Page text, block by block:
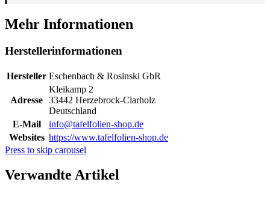
Mehr Informationen
Herstellerinformationen
Hersteller Eschenbach & Rosinski GbR
Adresse
Kleikamp 2
33442 Herzebrock-Clarholz
Deutschland
E-Mail
info@tafelfolien-shop.de
Websites https://www.tafelfolien-shop.de
Press to skip carousel
Verwandte Artikel